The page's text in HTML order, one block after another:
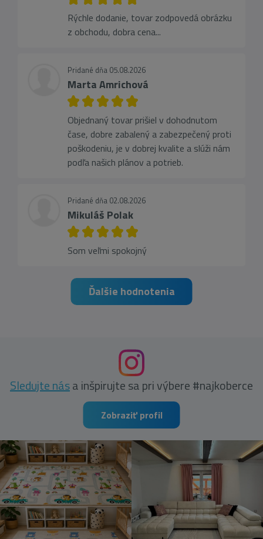
Rýchle dodanie, tovar zodpovedá obrázku
z obchodu, dobra cena...
Pridané dňa 05.08.2026
Marta Amrichová
Objednaný tovar prišiel v dohodnutom
čase, dobre zabalený a zabezpečený proti
poškodeniu, je v dobrej kvalite a slúži nám
podľa našich plánov a potrieb.
Pridané dňa 02.08.2026
Mikuláš Polak
Som veľmi spokojný
Ďalšie hodnotenia
Sledujte nása inšpirujte sa pri výbere #najkoberce
Zobraziť profil